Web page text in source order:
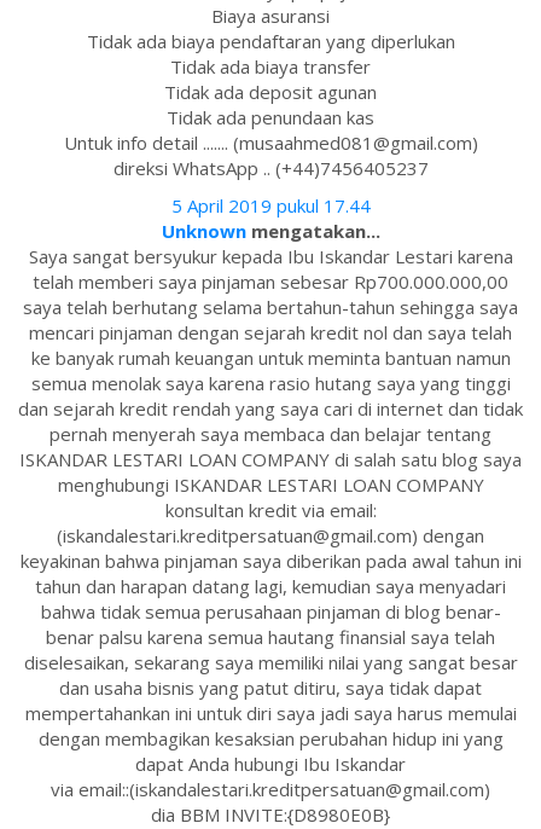
Biaya asuransi
Tidak ada biaya pendaftaran yang diperlukan
Tidak ada biaya transfer
Tidak ada deposit agunan
Tidak ada penundaan kas
Untuk info detail ....... (musaahmed081@gmail.com)
direksi WhatsApp .. (+44)7456405237
5 April 2019 pukul 17.44
Unknownmengatakan...
Saya sangat bersyukur kepada Ibu Iskandar Lestari karena
telah memberi saya pinjaman sebesar Rp700.000.000,00
saya telah berhutang selama bertahun-tahun sehingga saya
mencari pinjaman dengan sejarah kredit nol dan saya telah
ke banyak rumah keuangan untuk meminta bantuan namun
semua menolak saya karena rasio hutang saya yang tinggi
dan sejarah kredit rendah yang saya cari di internet dan tidak
pernah menyerah saya membaca dan belajar tentang
ISKANDAR LESTARI LOAN COMPANY di salah satu blog saya
menghubungi ISKANDAR LESTARI LOAN COMPANY
konsultan kredit via email:
(iskandalestari.kreditpersatuan@gmail.com) dengan
keyakinan bahwa pinjaman saya diberikan pada awal tahun ini
tahun dan harapan datang lagi, kemudian saya menyadari
bahwa tidak semua perusahaan pinjaman di blog benar-
benar palsu karena semua hautang finansial saya telah
diselesaikan, sekarang saya memiliki nilai yang sangat besar
dan usaha bisnis yang patut ditiru, saya tidak dapat
mempertahankan ini untuk diri saya jadi saya harus memulai
dengan membagikan kesaksian perubahan hidup ini yang
dapat Anda hubungi Ibu Iskandar
via email::(iskandalestari.kreditpersatuan@gmail.com)
dia BBM INVITE:{D8980E0B}